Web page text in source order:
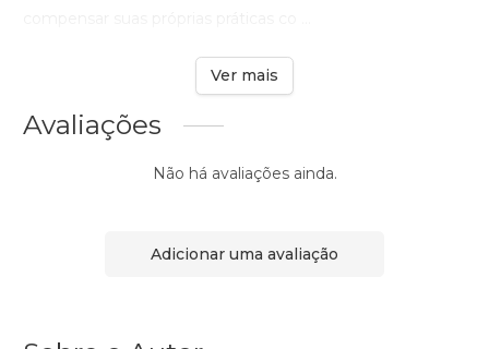
Ver mais
Avaliações
Não há avaliações ainda.
Adicionar uma avaliação